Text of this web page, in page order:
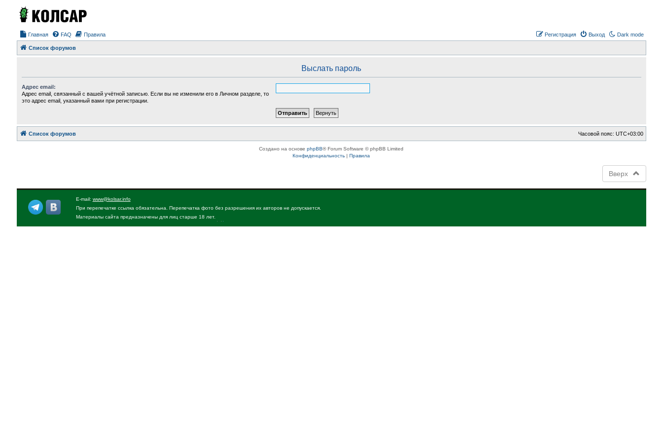
Главная Dark mode
FAQ Правила Выход
Регистрация
Список форумов
Выслать пароль
Адрес email:
Адрес email, связанный с вашей учётной записью. Если вы не изменили его в Личном разделе, то
это адрес email, указанный вами при регистрации.
Список форумов Часовой пояс:UTC+03:00
Создано на основеphpBB® Forum Software © phpBB Limited
Конфиденциальность |Правила
Вверх
E-mail: www@kolsar.info
При перепечатке ссылка обязательна. Перепечатка фото без разрешения их авторов не допускается.
Материалы сайта предназначены для лиц старше 18 лет.